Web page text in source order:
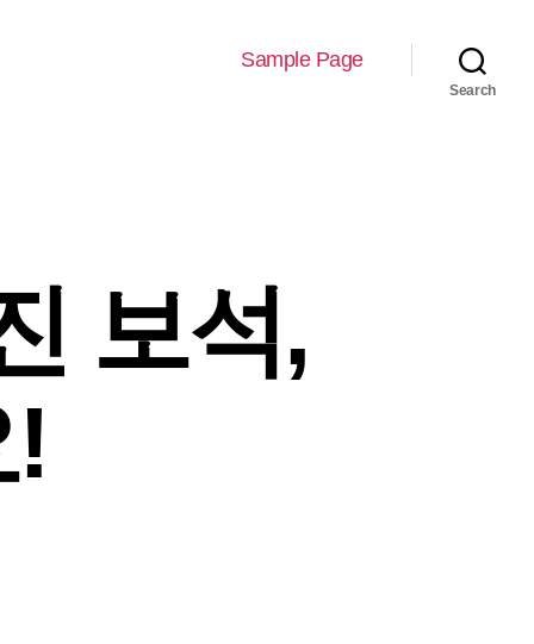
Sample Page
Search
보석,